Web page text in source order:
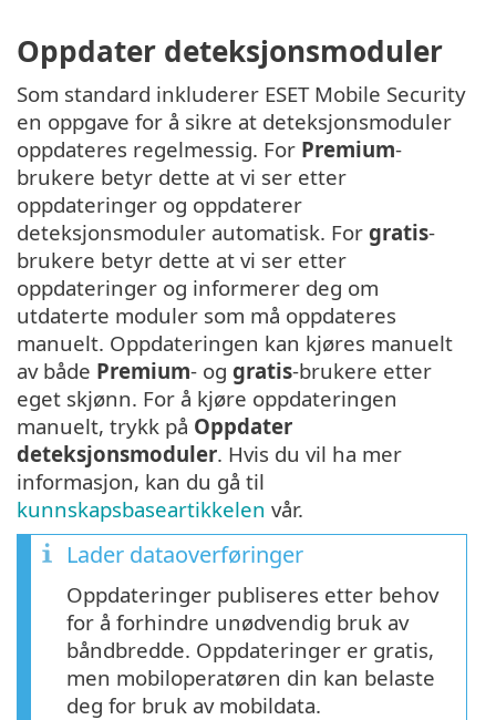
Oppdater deteksjonsmoduler
Som standard inkluderer ESET Mobile Security
en oppgave for å sikre at deteksjonsmoduler
oppdateres regelmessig. For Premium-
brukere betyr dette at vi ser etter
oppdateringer og oppdaterer
deteksjonsmoduler automatisk. For gratis-
brukere betyr dette at vi ser etter
oppdateringer og informerer deg om
utdaterte moduler som må oppdateres
manuelt. Oppdateringen kan kjøres manuelt
av både Premium- og gratis-brukere etter
eget skjønn. For å kjøre oppdateringen
manuelt, trykk på Oppdater
deteksjonsmoduler. Hvis du vil ha mer
informasjon, kan du gå til
kunnskapsbaseartikkelen vår.
Lader dataoverføringer
Oppdateringer publiseres etter behov
for å forhindre unødvendig bruk av
båndbredde. Oppdateringer er gratis,
men mobiloperatøren din kan belaste
deg for bruk av mobildata.